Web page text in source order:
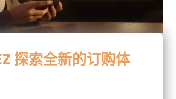
探索全新的订购体